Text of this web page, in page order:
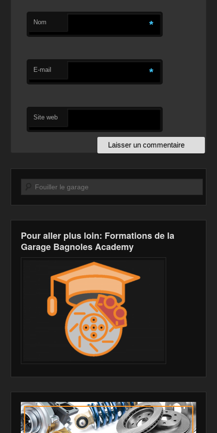
Nom *
E-mail *
Site web
Recherche
Pour aller plus loin: Formations de la
Garage Bagnoles Academy